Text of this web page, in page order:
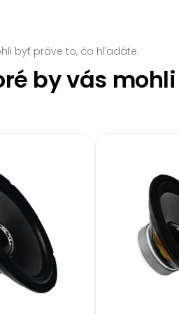
byť práve to, čo hľadáte.
by vás